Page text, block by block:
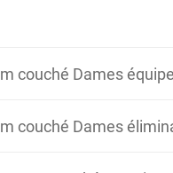
couché Dames équipe
couché Dames